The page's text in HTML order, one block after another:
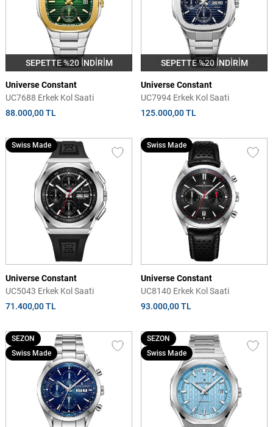
SEPETTE %20 İNDİRİM
Universe Constant
UC7688 Erkek Kol Saati
88.000,00 TL
SEPETTE %20 İNDİRİM
Universe Constant
UC7994 Erkek Kol Saati
125.000,00 TL
Swiss Made
Universe Constant
UC5043 Erkek Kol Saati
71.400,00 TL
Swiss Made
Universe Constant
UC8140 Erkek Kol Saati
93.000,00 TL
SEZON
Swiss Made
SEZON
Swiss Made